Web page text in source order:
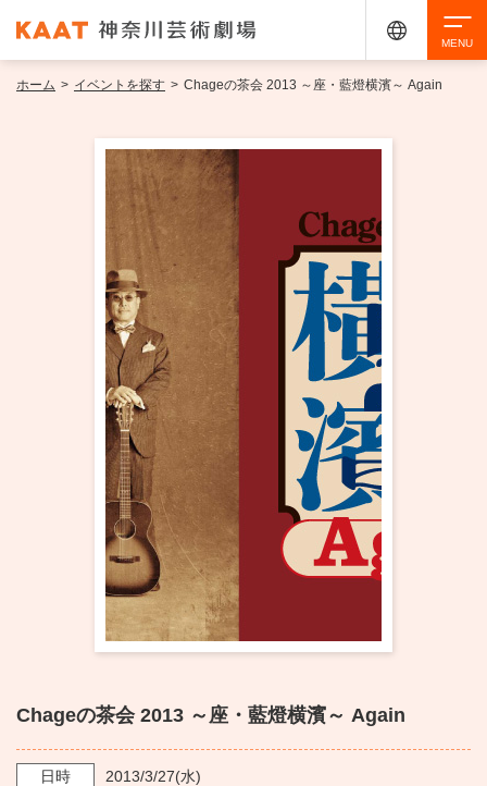
イベントを探す
・ イベント一覧
・ イベントカレンダー
ご来場案内
・ 館内サービス・アクセシビリティ
・ フロアマップ
・ レストラン/カフェ
・ 交通案内
・ よくある質問
施設を借りる
KAATについて
・ ミッション
・ 芸術監督
・ 施設概要
・ フロアマップ
KAAT 神奈川芸術劇場
アクセシビリティ チケット購入
ホーム > イベントを探す > Chageの茶会 2013 ～座・藍燈横濱～ Again
Chageの茶会 2013 ～座・藍燈横濱～ Again
日時 2013/3/27(水)